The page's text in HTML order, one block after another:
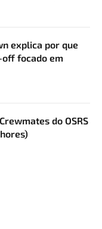
explica por que
focado em
do OSRS